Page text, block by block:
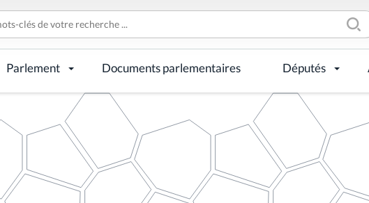
Parlement Documents parlementaires Députés